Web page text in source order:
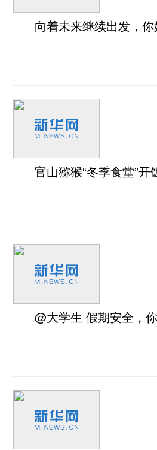
向着未来继续出发，你
官山猕猴“冬季食堂”开
@大学生 假期安全，